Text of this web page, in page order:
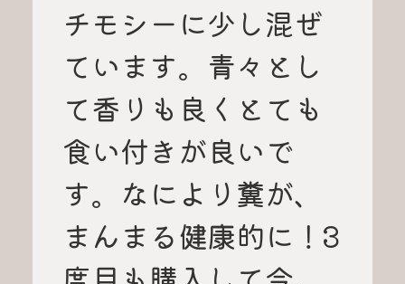
チモシーに少し混ぜ
ています。青々とし
て香りも良くとても
食い付きが良いで
す。なにより糞が、
まんまる健康的に！3